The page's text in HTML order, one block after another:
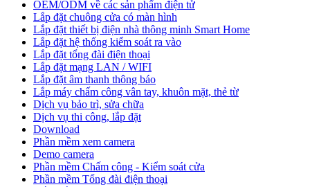
OEM/ODM về các sản phẩm điện tử
Lắp đặt chuông cửa có màn hình
Lắp đặt thiết bị điện nhà thông minh Smart Home
Lắp đặt hệ thống kiểm soát ra vào
Lắp đặt tổng đài điện thoại
Lắp đặt mạng LAN / WIFI
Lắp đặt âm thanh thông báo
Lắp máy chấm công vân tay, khuôn mặt, thẻ từ
Dịch vụ bảo trì, sửa chữa
Dịch vụ thi công, lắp đặt
Download
Phần mềm xem camera
Demo camera
Phần mềm Chấm công - Kiểm soát cửa
Phần mềm Tổng đài điện thoại